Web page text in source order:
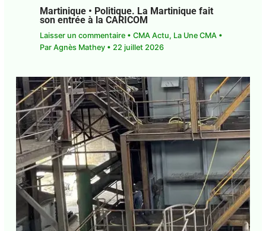
Martinique • Politique. La Martinique fait
son entrée à la CARICOM
Laisser un commentaire • CMA Actu, La Une CMA•
Par Agnès Mathey • 22 juillet 2026